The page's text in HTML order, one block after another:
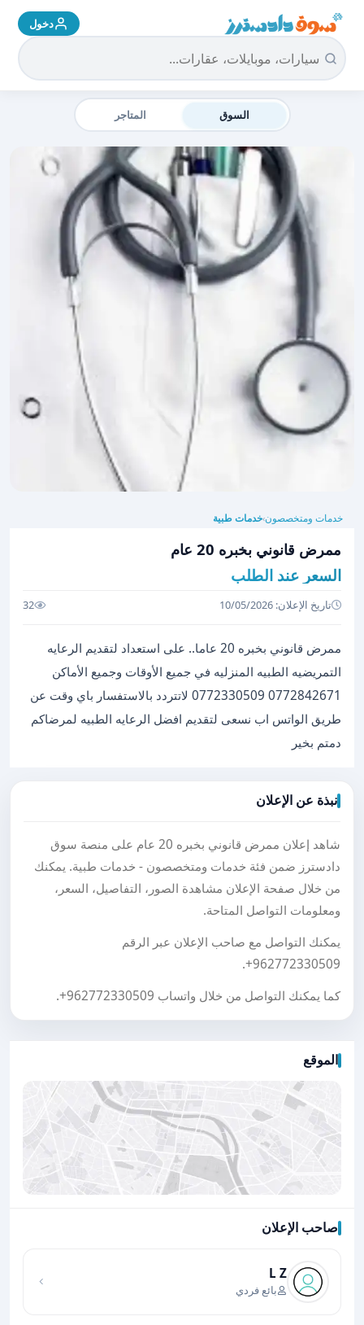
سوق دادسترز الرئيسية دخول
السوق المتاجر
خدمات ومتخصصون›خدمات طبية
ممرض قانوني بخبره 20 عام
السعر عند الطلب
تاريخ الإعلان: 10/05/2026 32
ممرض قانوني بخبره 20 عاما.. على استعداد لتقديم الرعايه
التمريضيه الطبيه المنزليه في جميع الأوقات وجميع الأماكن
0772842671 0772330509 لاتتردد بالاستفسار باي وقت عن
طريق الواتس اب نسعى لتقديم افضل الرعايه الطبيه لمرضاكم
دمتم بخير
نبذة عن الإعلان
شاهد إعلان ممرض قانوني بخبره 20 عام على منصة سوق
دادسترز ضمن فئة خدمات ومتخصصون - خدمات طبية. يمكنك
من خلال صفحة الإعلان مشاهدة الصور، التفاصيل، السعر،
ومعلومات التواصل المتاحة.
يمكنك التواصل مع صاحب الإعلان عبر الرقم
+962772330509
.
كما يمكنك التواصل من خلال واتساب +962772330509
.
الموقع
صاحب الإعلان
L Z
بائع فردي